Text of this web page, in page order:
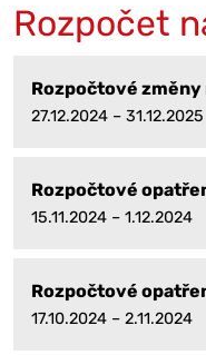
Rozpočet
Rozpočtové
27.12.2024 – 31.12.2025
Rozpočtové
15.11.2024 – 1.12.2024
Rozpočtové
17.10.2024 – 2.11.2024